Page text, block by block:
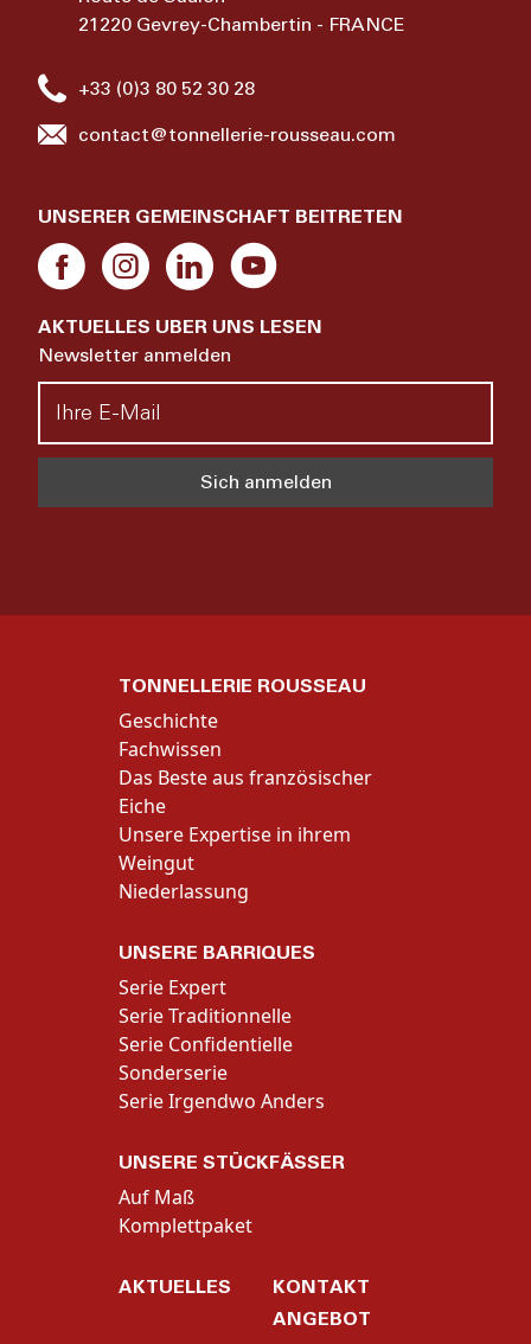
21220 Gevrey-Chambertin - FRANCE
+33 (0)3 80 52 30 28
contact@tonnellerie-rousseau.com
UNSERER GEMEINSCHAFT BEITRETEN
AKTUELLES UBER UNS LESEN
Newsletter anmelden
TONNELLERIE ROUSSEAU
Geschichte
Fachwissen
Das Beste aus französischer
Eiche
Unsere Expertise in ihrem
Weingut
Niederlassung
UNSERE BARRIQUES
Serie Expert
Serie Traditionnelle
Serie Confidentielle
Sonderserie
Serie Irgendwo Anders
UNSERE STÜCKFÄSSER
Auf Maß
Komplettpaket
AKTUELLES
KONTAKT
ANGEBOT